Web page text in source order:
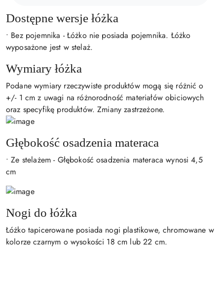
Dostępne wersje łóżka
• Bez pojemnika - Łóżko nie posiada pojemnika. Łóżko
wyposażone jest w stelaż.
Wymiary łóżka
Podane wymiary rzeczywiste produktów mogą się różnić o
+/- 1 cm z uwagi na różnorodność materiałów obiciowych
oraz specyfikę produktów. Zmiany zastrzeżone.
Głębokość osadzenia materaca
• Ze stelażem - Głębokość osadzenia materaca wynosi 4,5
cm
Nogi do łóżka
Łóżko tapicerowane posiada nogi plastikowe, chromowane w
kolorze czarnym o wysokości 18 cm lub 22 cm.